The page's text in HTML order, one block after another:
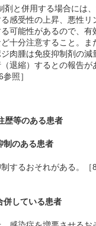
と併用する場合には
感受性の上昇、悪性リ
可能性があるので、有
十分注意すること。ま
肉腫は免疫抑制剤の減
退縮）するとの報告が
照］
等のある患者
のある患者
するおそれがある。［
している患者